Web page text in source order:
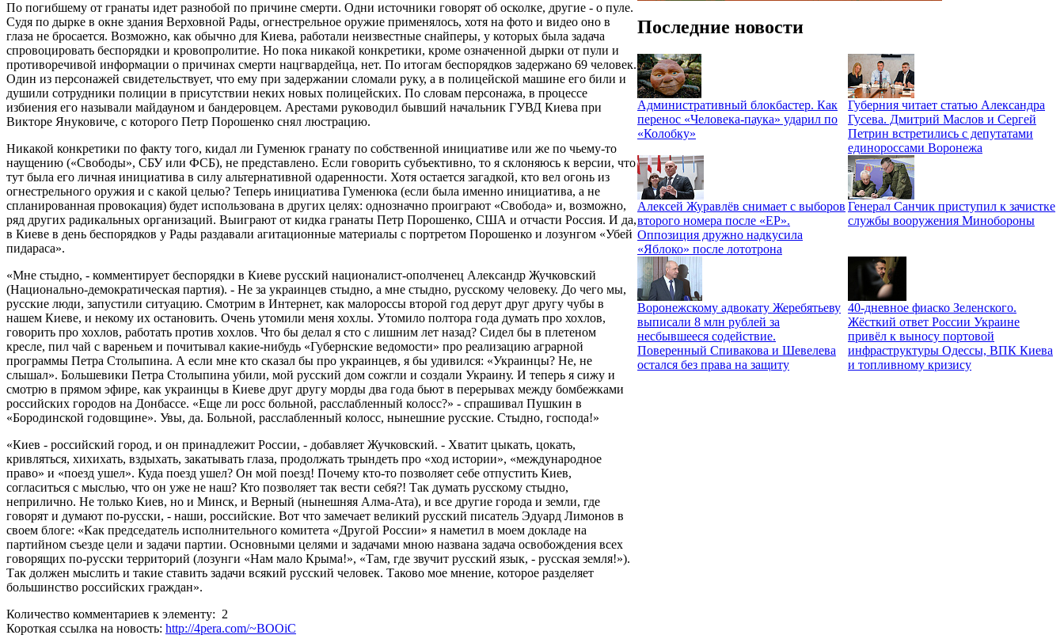
По погибшему от гранаты идет разнобой по причине смерти. Одни источники говорят об осколке, другие - о пуле.
Судя по дырке в окне здания Верховной Рады, огнестрельное оружие применялось, хотя на фото и видео оно в
глаза не бросается. Возможно, как обычно для Киева, работали неизвестные снайперы, у которых была задача
спровоцировать беспорядки и кровопролитие. Но пока никакой конкретики, кроме означенной дырки от пули и
противоречивой информации о причинах смерти нацгвардейца, нет. По итогам беспорядков задержано 69 человек.
Один из персонажей свидетельствует, что ему при задержании сломали руку, а в полицейской машине его били и
душили сотрудники полиции в присутствии неких новых полицейских. По словам персонажа, в процессе
избиения его называли майдауном и бандеровцем. Арестами руководил бывший начальник ГУВД Киева при
Викторе Януковиче, с которого Петр Порошенко снял люстрацию.
Никакой конкретики по факту того, кидал ли Гуменюк гранату по собственной инициативе или же по чьему-то
наущению («Свободы», СБУ или ФСБ), не представлено. Если говорить субъективно, то я склоняюсь к версии, что
тут была его личная инициатива в силу альтернативной одаренности. Хотя остается загадкой, кто вел огонь из
огнестрельного оружия и с какой целью? Теперь инициатива Гуменюка (если была именно инициатива, а не
спланированная провокация) будет использована в других целях: однозначно проиграют «Свобода» и, возможно,
ряд других радикальных организаций. Выиграют от кидка гранаты Петр Порошенко, США и отчасти Россия. И да,
в Киеве в день беспорядков у Рады раздавали агитационные материалы с портретом Порошенко и лозунгом «Убей
пидараса».
«Мне стыдно, - комментирует беспорядки в Киеве русский националист-ополченец Александр Жучковский
(Национально-демократическая партия). - Не за украинцев стыдно, а мне стыдно, русскому человеку. До чего мы,
русские люди, запустили ситуацию. Смотрим в Интернет, как малороссы второй год дерут друг другу чубы в
нашем Киеве, и некому их остановить. Очень утомили меня хохлы. Утомило полтора года думать про хохлов,
говорить про хохлов, работать против хохлов. Что бы делал я сто с лишним лет назад? Сидел бы в плетеном
кресле, пил чай с вареньем и почитывал какие-нибудь «Губернские ведомости» про реализацию аграрной
программы Петра Столыпина. А если мне кто сказал бы про украинцев, я бы удивился: «Украинцы? Не, не
слышал». Большевики Петра Столыпина убили, мой русский дом сожгли и создали Украину. И теперь я сижу и
смотрю в прямом эфире, как украинцы в Киеве друг другу морды два года бьют в перерывах между бомбежками
российских городов на Донбассе. «Еще ли росс больной, расслабленный колосс?» - спрашивал Пушкин в
«Бородинской годовщине». Увы, да. Больной, расслабленный колосс, нынешние русские. Стыдно, господа!»
«Киев - российский город, и он принадлежит России, - добавляет Жучковский. - Хватит цыкать, цокать,
кривляться, хихихать, вздыхать, закатывать глаза, продолжать трындеть про «ход истории», «международное
право» и «поезд ушел». Куда поезд ушел? Он мой поезд! Почему кто-то позволяет себе отпустить Киев,
согласиться с мыслью, что он уже не наш? Кто позволяет так вести себя?! Так думать русскому стыдно,
неприлично. Не только Киев, но и Минск, и Верный (нынешняя Алма-Ата), и все другие города и земли, где
говорят и думают по-русски, - наши, российские. Вот что замечает великий русский писатель Эдуард Лимонов в
своем блоге: «Как председатель исполнительного комитета «Другой России» я наметил в моем докладе на
партийном съезде цели и задачи партии. Основными целями и задачами мною названа задача освобождения всех
говорящих по-русски территорий (лозунги «Нам мало Крыма!», «Там, где звучит русский язык, - русская земля!»).
Так должен мыслить и такие ставить задачи всякий русский человек. Таково мое мнение, которое разделяет
большинство российских граждан».
Количество комментариев к элементу: 2
Короткая ссылка на новость: http://4pera.com/~BOOiC
Последние новости
Административный блокбастер. Как
перенос «Человека-паука» ударил по
«Колобку»
Губерния читает статью Александра
Гусева. Дмитрий Маслов и Сергей
Петрин встретились с депутатами
единороссами Воронежа
Алексей Журавлёв снимает с выборов
второго номера после «ЕР».
Оппозиция дружно надкусила
«Яблоко» после лототрона
Генерал Санчик приступил к зачистке
службы вооружения Минобороны
Воронежскому адвокату Жеребятьеву
выписали 8 млн рублей за
несбывшееся содействие.
Поверенный Спивакова и Шевелева
остался без права на защиту
40-дневное фиаско Зеленского.
Жёсткий ответ России Украине
привёл к выносу портовой
инфраструктуры Одессы, ВПК Киева
и топливному кризису